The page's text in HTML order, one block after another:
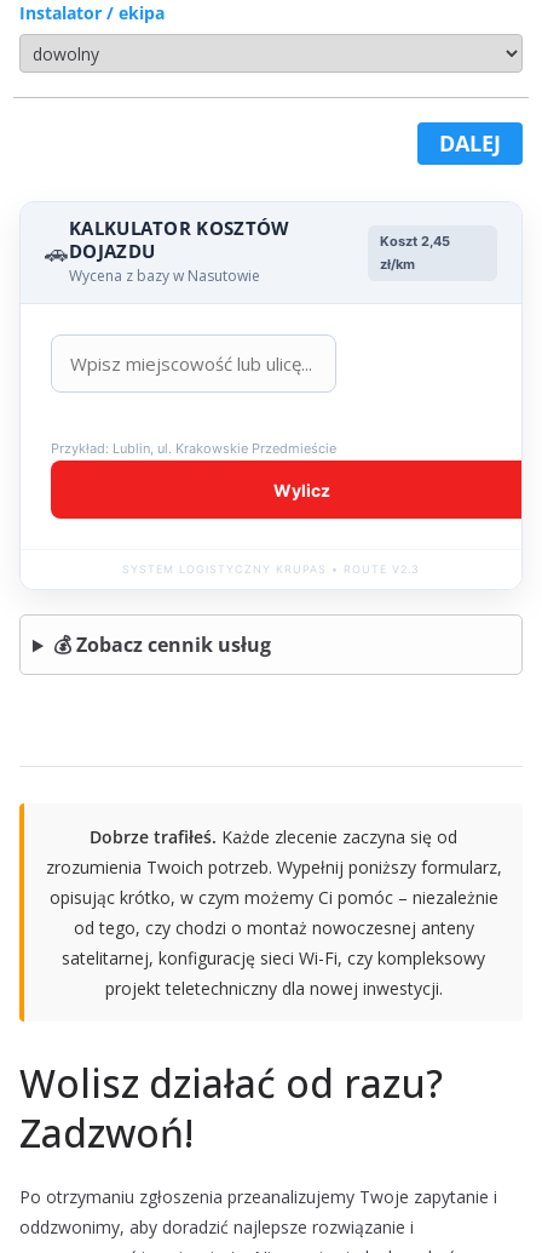
Instalator / ekipa
DALEJ
🚗
KALKULATOR KOSZTÓW
DOJAZDU
Wycena z bazy w Nasutowie
Koszt 2,45
zł/km
Przykład: Lublin, ul. Krakowskie Przedmieście
Wylicz
SYSTEM LOGISTYCZNY KRUPAS • ROUTE V2.3
💰 Zobacz cennik usług
Dobrze trafiłeś. Każde zlecenie zaczyna się od
zrozumienia Twoich potrzeb. Wypełnij poniższy formularz,
opisując krótko, w czym możemy Ci pomóc – niezależnie
od tego, czy chodzi o montaż nowoczesnej anteny
satelitarnej, konfigurację sieci Wi-Fi, czy kompleksowy
projekt teletechniczny dla nowej inwestycji.
Wolisz działać od razu?
Zadzwoń!
Po otrzymaniu zgłoszenia przeanalizujemy Twoje zapytanie i
oddzwonimy, aby doradzić najlepsze rozwiązanie i